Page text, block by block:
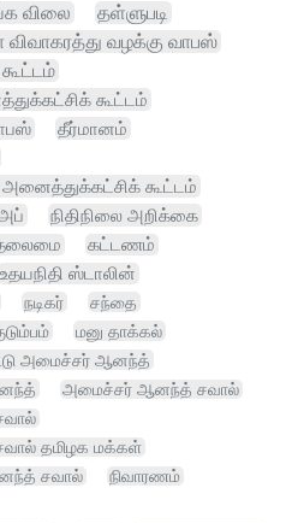
விலை
தள்ளுபடி
வழக்கு வாபஸ்
கூட்டம்
தீர்மானம்
அனைத்துக்கட்சிக் கூட்டம்
நிதிநிலை அறிக்கை
கட்டணம்
உதயநிதி ஸ்டாலின்
நடிகர்
சந்தை
மனு தாக்கல்
அமைச்சர் ஆனந்த்
அமைச்சர் ஆனந்த் சவால்
தமிழக மக்கள்
சவால்
நிவாரணம்